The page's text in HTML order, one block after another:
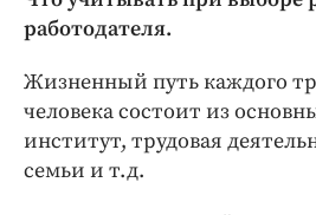
Происшествия
Экономика и бизнес
ПРОЕКТЫ
Блоги
работодателя.
Жизненный путь каждого
человека состоит из
институт, трудовая
семьи и т. д.